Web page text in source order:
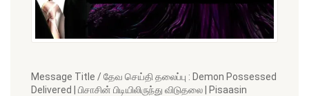
Message Title / தேவ செய்தி தலைப்பு : Demon Possessed
Delivered | பிசாசின் பிடியிலிருந்து விடுதலை | Pisaasin